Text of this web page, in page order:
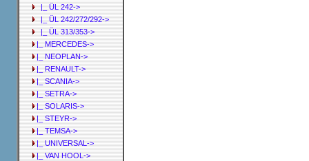
|_ ÜL 242->
|_ ÜL 242/272/292->
|_ ÜL 313/353->
|_ MERCEDES->
|_ NEOPLAN->
|_ RENAULT->
|_ SCANIA->
|_ SETRA->
|_ SOLARIS->
|_ STEYR->
|_ TEMSA->
|_ UNIVERSAL->
|_ VAN HOOL->